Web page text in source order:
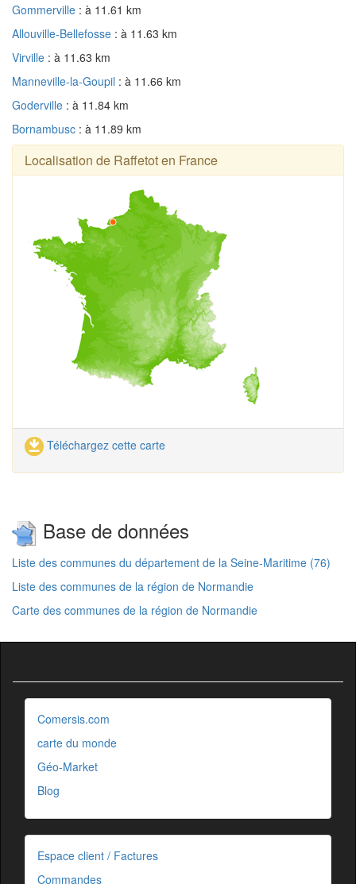
Gommerville : à 11.61 km
Allouville-Bellefosse : à 11.63 km
Virville : à 11.63 km
Manneville-la-Goupil : à 11.66 km
Goderville : à 11.84 km
Bornambusc : à 11.89 km
Localisation de Raffetot en France
Téléchargez cette carte
Base de données
Liste des communes du département de la Seine-Maritime (76)
Liste des communes de la région de Normandie
Carte des communes de la région de Normandie
Comersis.com
carte du monde
Géo-Market
Blog
Espace client / Factures
Commandes